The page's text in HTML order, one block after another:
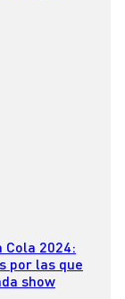
Cola 2024:
por las que
show